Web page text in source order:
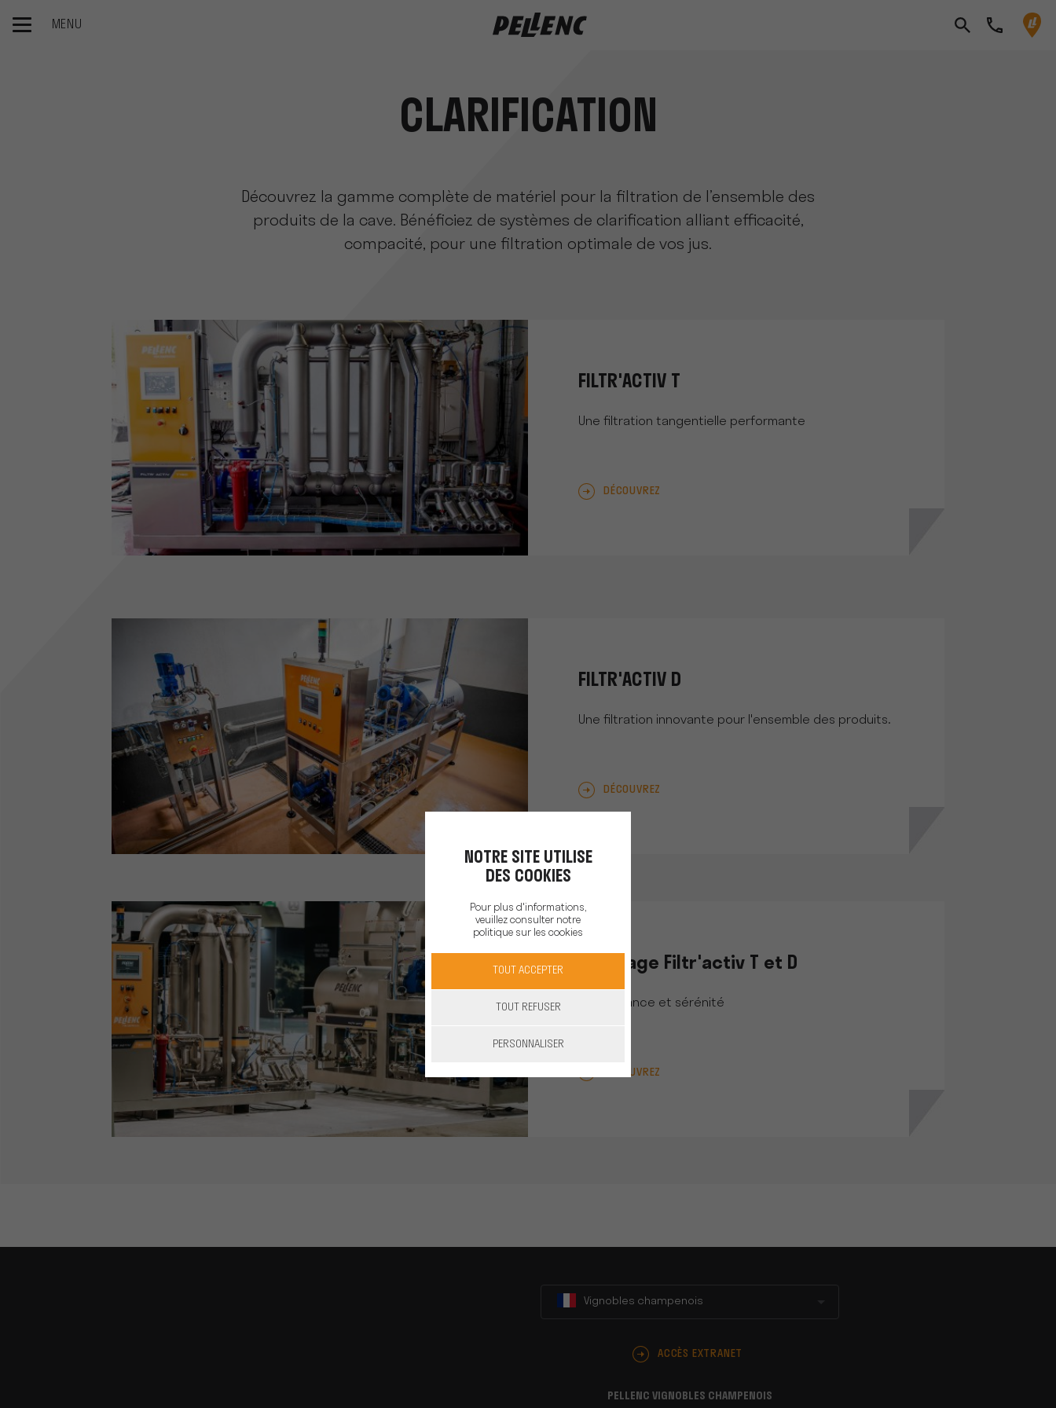
MENU
CLARIFICATION
Découvrez la gamme complète de matériel pour la ﬁltration de l’ensemble des
produits de la cave. Bénéﬁciez de systèmes de clariﬁcation alliant efficacité,
compacité, pour une ﬁltration optimale de vos jus.
FILTR'ACTIV T
Une filtration tangentielle performante
DÉCOUVREZ
FILTR'ACTIV D
Une filtration innovante pour l'ensemble des produits.
DÉCOUVREZ
Couplage Filtr'activ T et D
Performance et sérénité
DÉCOUVREZ
Vignobles champenois
ACCÈS EXTRANET
PELLENC VIGNOBLES CHAMPENOIS
NOTRE SITE UTILISE
DES COOKIES
Pour plus d'informations,
veuillez consulter notre
politique sur les cookies
TOUT ACCEPTER
TOUT REFUSER
PERSONNALISER